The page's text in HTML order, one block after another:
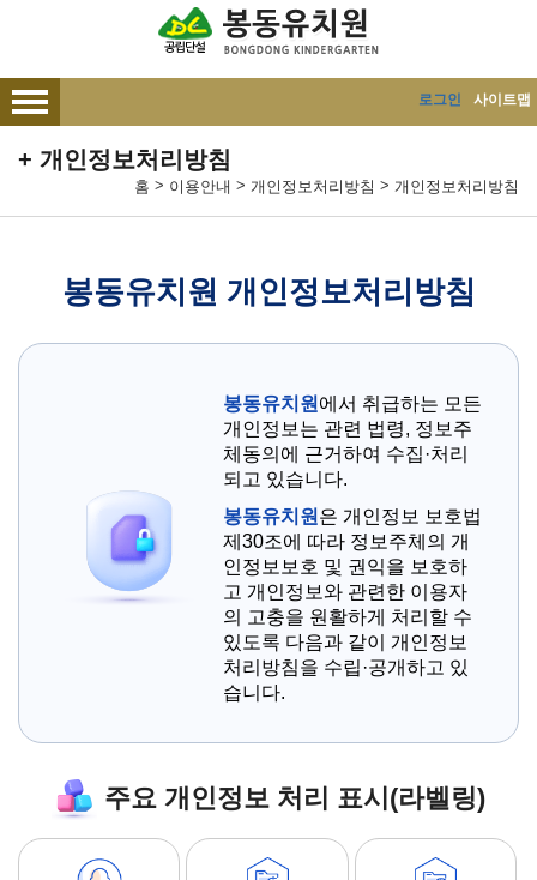
메인메뉴 바로가기
본문내용 바로가기
로그인 사이트맵
개인정보처리방침
홈 > 이용안내 > 개인정보처리방침 > 개인정보처리방침
봉동유치원 개인정보처리방침
봉동유치원 에서 취급하는 모든
개인정보는 관련 법령, 정보주
체동의에 근거하여 수집·처리
되고 있습니다.
봉동유치원 은 개인정보 보호법
제30조에 따라 정보주체의 개
인정보보호 및 권익을 보호하
고 개인정보와 관련한 이용자
의 고충을 원활하게 처리할 수
있도록 다음과 같이 개인정보
처리방침을 수립·공개하고 있
습니다.
주요 개인정보 처리 표시(라벨링)